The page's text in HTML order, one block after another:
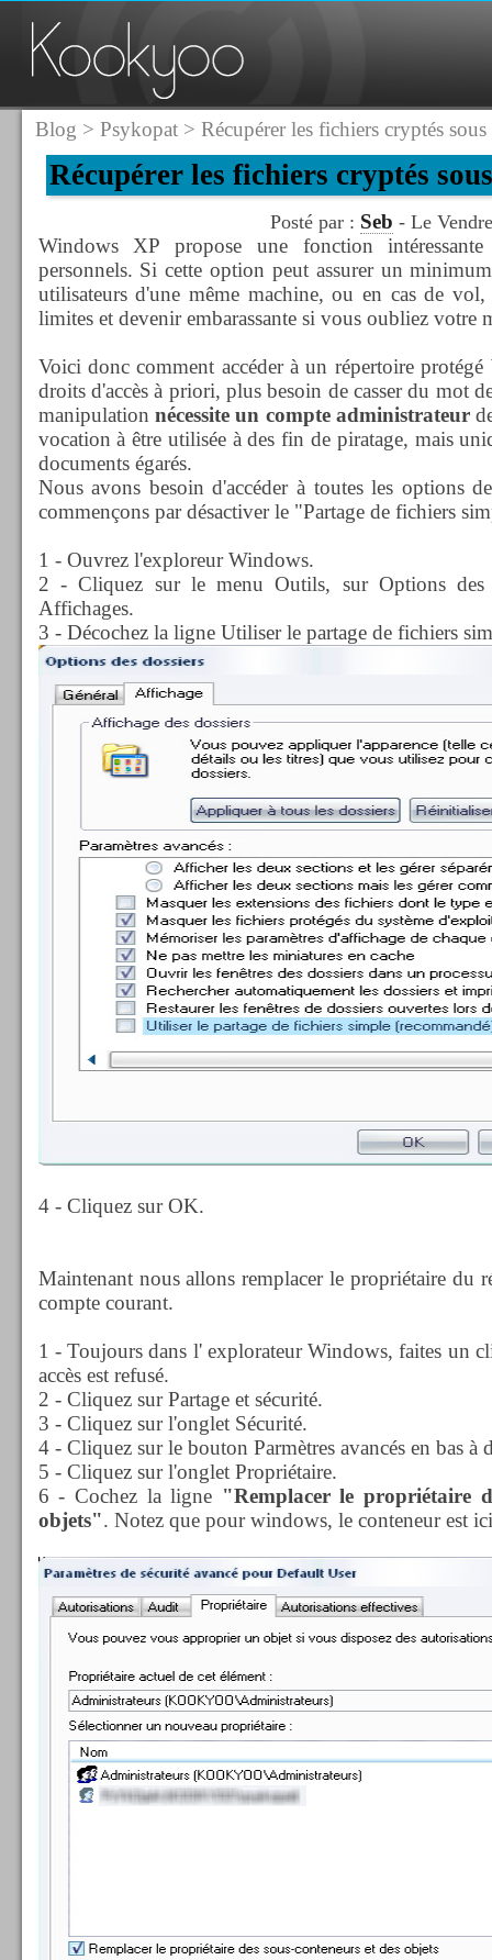
Blog > Psykopat> Récupérer les fichiers cryptés
Récupérer les fichiers cryptés
Posté par : Seb - Le
Windows XP propose une fonction
personnels. Si cette option peut assurer un
utilisateurs d'une même machine, ou en cas de
limites et devenir embarassante si vous oubliez votre
Voici donc comment accéder à un répertoire protégé
droits d'accès à priori, plus besoin de casser du mot
manipulation nécessite un compte administrateur
vocation à être utilisée à des fin de piratage, mais
documents égarés.
Nous avons besoin d'accéder à toutes les options
commençons par désactiver le "Partage de fichiers
1 - Ouvrez l'exploreur Windows.
2 - Cliquez sur le menu Outils, sur Options des
Affichages.
3 - Décochez la ligne Utiliser le partage de fichiers
4 - Cliquez sur OK.
Maintenant nous allons remplacer le propriétaire du
compte courant.
1 - Toujours dans l' explorateur Windows, faites un
accès est refusé.
2 - Cliquez sur Partage et sécurité.
3 - Cliquez sur l'onglet Sécurité.
4 - Cliquez sur le bouton Parmètres avancés en bas à
5 - Cliquez sur l'onglet Propriétaire.
6 - Cochez la ligne "Remplacer le propriétaire
objets". Notez que pour windows, le conteneur est